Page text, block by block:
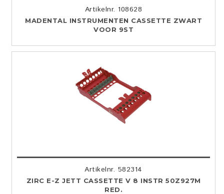
Artikelnr. 108628
MADENTAL INSTRUMENTEN CASSETTE ZWART
VOOR 9ST
Artikelnr. 582314
ZIRC E-Z JETT CASSETTE V 8 INSTR 50Z927M
RED.